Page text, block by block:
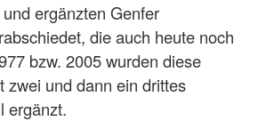
ergänzten Genfer
die auch heute noch
bzw. 2005 wurden diese
zwei und dann ein drittes
ergänzt.